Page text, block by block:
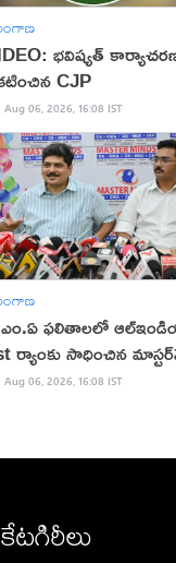
భవిష్యత్
CJP
Aug 06, 2026, 16:08 IST
ఫలితాలలో
ర్యాంకు సాధించిన
Aug 06, 2026, 16:08 IST